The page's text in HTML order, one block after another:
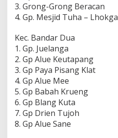
3. Grong-Grong Beracan
4. Gp. Mesjid Tuha – Lhokga
Kec. Bandar Dua
1. Gp. Juelanga
2. Gp Alue Keutapang
3. Gp Paya Pisang Klat
4. Gp Alue Mee
5. Gp Babah Krueng
6. Gp Blang Kuta
7. Gp Drien Tujoh
8. Gp Alue Sane